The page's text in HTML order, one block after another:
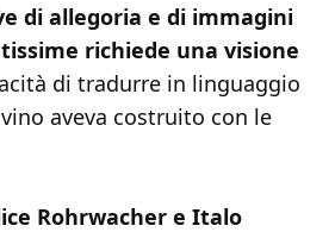
di allegoria e di immagini
richiede una visione
di tradurre in linguaggio
aveva costruito con le
Rohrwacher e Italo